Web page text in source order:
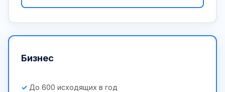
Бизнес
До 600 исходящих в год